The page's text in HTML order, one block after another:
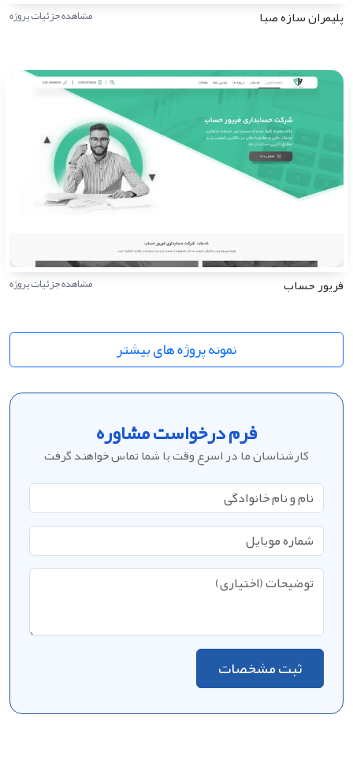
پلیمران سازه صبا مشاهده جزئیات پروژه
فریور حساب مشاهده جزئیات پروژه
نمونه پروژه های بیشتر
فرم درخواست مشاوره
کارشناسان ما در اسرع وقت با شما تماس خواهند گرفت
ثبت مشخصات